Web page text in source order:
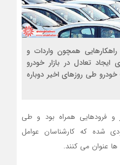
راهکارهایی همچون واردات و
تعادل در بازار خودرو
طی روزهای اخیر دوباره
و فرودهایی همراه بود و طی
شده که کارشناسان عوامل
عنوان می کنند.